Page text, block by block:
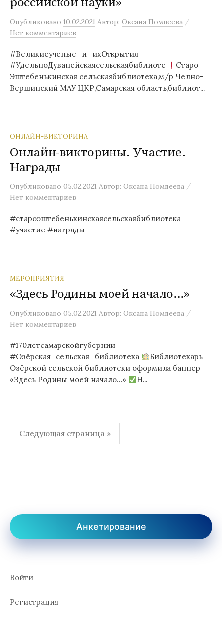
Опубликовано 10.02.2021 Автор: Оксана Помпеева /
Нет комментариев
#Великиеученые_и_ихОткрытия
#УдельноДуванейскаясельскаябиблиоте
Старо
Эштебенькинская сельскаябиблиотека,м/р Челно-
Вершинский МАУ ЦКР,Самарская область,библиот...
ОНЛАЙН-ВИКТОРИНА
Онлайн-викторины. Участие.
Награды
Опубликовано 05.02.2021 Автор: Оксана Помпеева /
Нет комментариев
#староэштебенькинскаясельскаябиблиотека
#участие #награды
МЕРОПРИЯТИЯ
«Здесь Родины моей начало…»
Опубликовано 05.02.2021 Автор: Оксана Помпеева /
Нет комментариев
#170летсамарскойгубернии
#Озёрская_сельская_библиотека
Библиотекарь
Озёрской сельской библиотеки оформила баннер
«Здесь Родины моей начало…»
Н...
Пагинация
записей
Следующая страница »
Анкетирование
Войти
Регистрация